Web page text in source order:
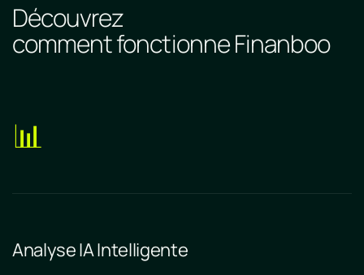
Découvrez
comment fonctionne Finanboo
📊
Analyse IA Intelligente